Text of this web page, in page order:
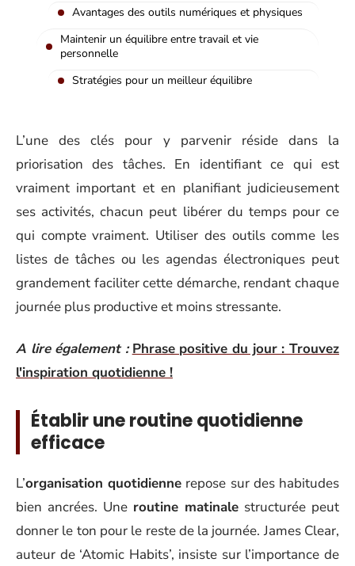
Avantages des outils numériques et physiques
Maintenir un équilibre entre travail et vie
personnelle
Stratégies pour un meilleur équilibre
L’une des clés pour y parvenir réside dans la
priorisation des tâches. En identifiant ce qui est
vraiment important et en planifiant judicieusement
ses activités, chacun peut libérer du temps pour ce
qui compte vraiment. Utiliser des outils comme les
listes de tâches ou les agendas électroniques peut
grandement faciliter cette démarche, rendant chaque
journée plus productive et moins stressante.
A lire également : Phrase positive du jour : Trouvez
l'inspiration quotidienne !
Établir une routine quotidienne
efficace
L’organisation quotidienne repose sur des habitudes
bien ancrées. Une routine matinale structurée peut
donner le ton pour le reste de la journée. James Clear,
auteur de ‘Atomic Habits’, insiste sur l’importance de